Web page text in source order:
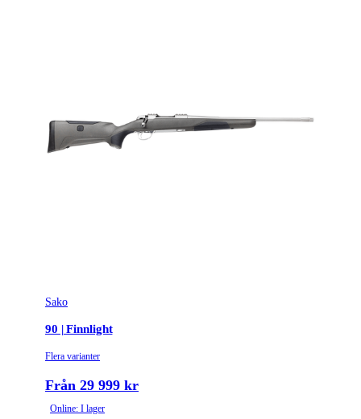
Sako
90 | Finnlight
Flera varianter
Från 29 999 kr
Online: I lager